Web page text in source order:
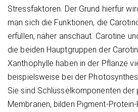
Stressfaktoren. Der Grund hierfür
man sich die Funktionen, die
erfüllen, näher anschaut. Carotine
die beiden Hauptgruppen der
Xanthophylle haben in der Pflanze
beispielsweise bei der
Sie sind Schlüsselkomponenten
Membranen, bilden Pigment-